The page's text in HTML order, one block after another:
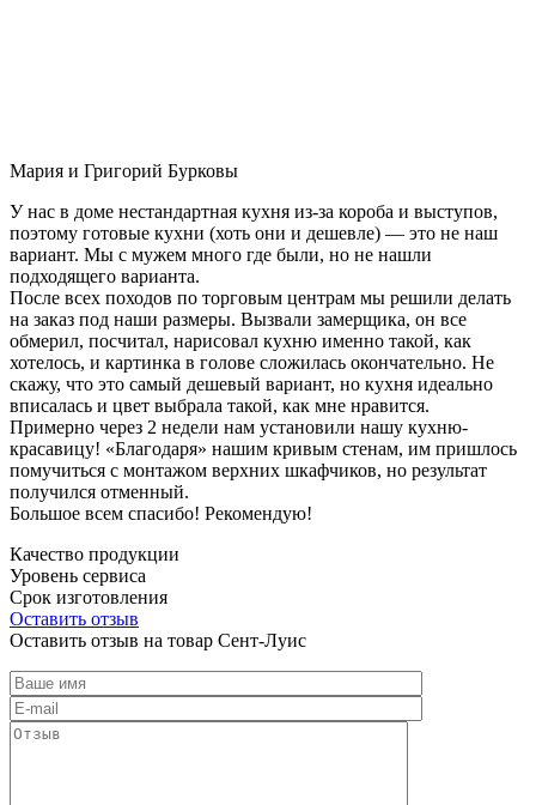
Мария и Григорий Бурковы
У нас в доме нестандартная кухня из-за короба и выступов,
поэтому готовые кухни (хоть они и дешевле) — это не наш
вариант. Мы с мужем много где были, но не нашли
подходящего варианта.
После всех походов по торговым центрам мы решили делать
на заказ под наши размеры. Вызвали замерщика, он все
обмерил, посчитал, нарисовал кухню именно такой, как
хотелось, и картинка в голове сложилась окончательно. Не
скажу, что это самый дешевый вариант, но кухня идеально
вписалась и цвет выбрала такой, как мне нравится.
Примерно через 2 недели нам установили нашу кухню-
красавицу! «Благодаря» нашим кривым стенам, им пришлось
помучиться с монтажом верхних шкафчиков, но результат
получился отменный.
Большое всем спасибо! Рекомендую!
Качество продукции
Уровень сервиса
Срок изготовления
Оставить отзыв
Оставить отзыв на товар Сент-Луис